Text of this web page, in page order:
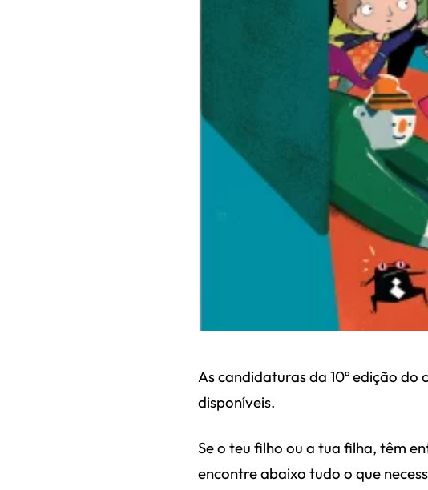
As candidaturas da 10º edição
disponíveis.
Se o teu filho ou a tua filha, têm
encontre abaixo tudo o que